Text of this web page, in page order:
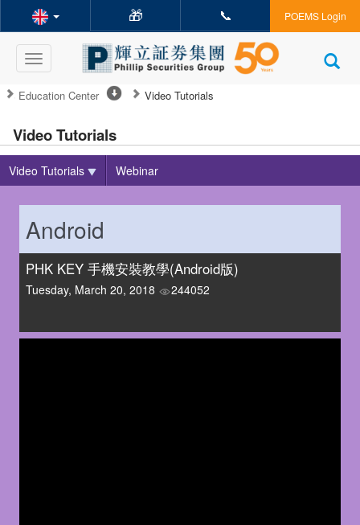
🎁 📞 POEMS Login
Toggle
navigation
Education Center Video Tutorials
Video Tutorials
Video Tutorials Webinar
Android
PHK KEY 手機安裝教學(Android版)
Tuesday, March 20, 2018 244052